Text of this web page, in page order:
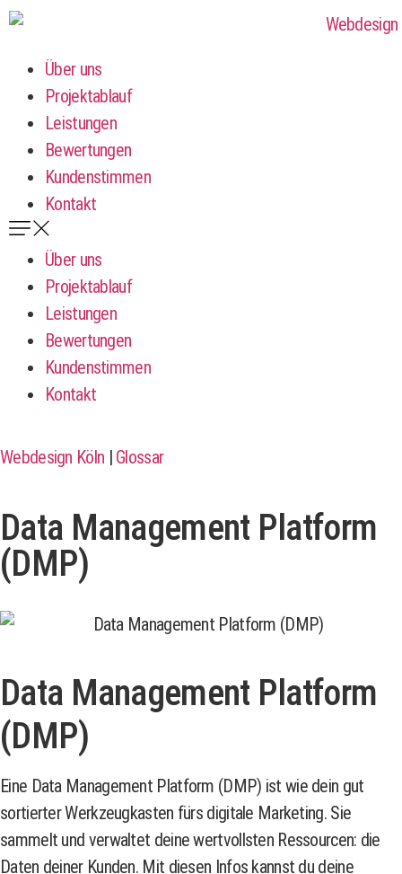
Über uns
Projektablauf
Leistungen
Bewertungen
Kundenstimmen
Kontakt
Über uns
Projektablauf
Leistungen
Bewertungen
Kundenstimmen
Kontakt
Webdesign Köln | Glossar
Data Management Platform
(DMP)
Data Management Platform
(DMP)
Eine Data Management Platform (DMP) ist wie dein gut
sortierter Werkzeugkasten fürs digitale Marketing. Sie
sammelt und verwaltet deine wertvollsten Ressourcen: die
Daten deiner Kunden. Mit diesen Infos kannst du deine